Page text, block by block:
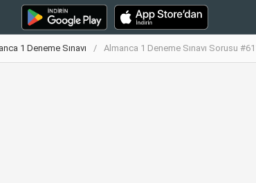
1 Deneme Sınavı Almanca 1 Deneme Sınavı Sorusu